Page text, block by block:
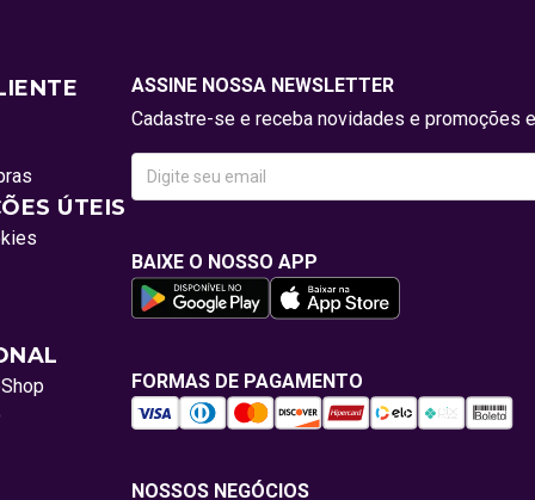
ÚTEIS
ASSINE NOSSA NEWSLETTER
Cadastre-se e receba novidades e promoções
BAIXE O NOSSO APP
FORMAS DE PAGAMENTO
NOSSOS NEGÓCIOS